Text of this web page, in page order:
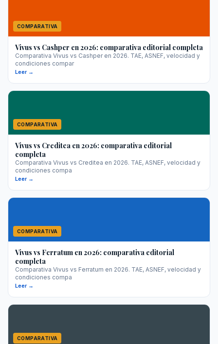
COMPARATIVA
Vivus vs Cashper en 2026: comparativa editorial completa
Comparativa Vivus vs Cashper en 2026. TAE, ASNEF, velocidad y
condiciones compar
Leer →
COMPARATIVA
Vivus vs Creditea en 2026: comparativa editorial
completa
Comparativa Vivus vs Creditea en 2026. TAE, ASNEF, velocidad y
condiciones compa
Leer →
COMPARATIVA
Vivus vs Ferratum en 2026: comparativa editorial
completa
Comparativa Vivus vs Ferratum en 2026. TAE, ASNEF, velocidad y
condiciones compa
Leer →
COMPARATIVA